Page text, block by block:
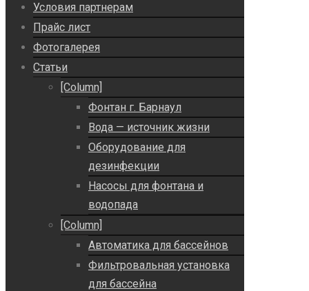
Условия партнерам
Прайс лист
Фотогалерея
Статьи
[Column]
Фонтан г. Барнаул
Вода — источник жизни
Оборудование для
дезинфекции
Насосы для фонтана и
водопада
[Column]
Автоматика для бассейнов
Фильтровальная установка
для бассейна